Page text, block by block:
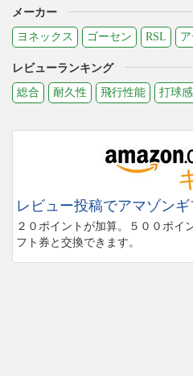
メーカー
ヨネックス
ゴーセン RSL
レビューランキング
総合
耐久性 飛行性能 打球感
レビュー投稿でアマゾンギ
２０ポイントが加算。５００ポイ
フト券と交換できます。